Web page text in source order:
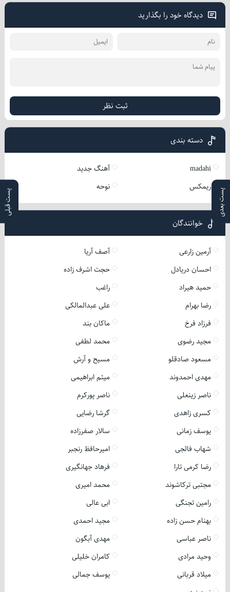
پست بعدی پست قبلی
دیدگاه خود را بگذارید
ثبت نظر
دسته بندی
madahi
آهنگ جدید
ریمکس
نوحه
خوانندگان
آرمین زارعی
آصف آریا
احسان دریادل
حجت اشرف زاده
حمید هیراد
راغب
رضا بهرام
علی عبدالمالکی
فرزاد فرخ
ماکان بند
مجید رضوی
محمد لطفی
مسعود صادقلو
مسیح و آرش
مهدی احمدوند
میثم ابراهیمی
ناصر زینعلی
ناصر پورکرم
کسری زاهدی
گرشا رضایی
یوسف زمانی
سالار صفرزاده
شهاب فالجی
امیرحافظ رنجبر
رضا کرمی تارا
فرهاد جهانگیری
مجتبی ترکاشوند
محمد امیری
رامین تجنگی
ابی عالی
بهنام حسن زاده
مجید احمدی
ناصر عباسی
مهدی آبگون
وحید مرادی
کامران خلیلی
میلاد قربانی
یوسف جمالی